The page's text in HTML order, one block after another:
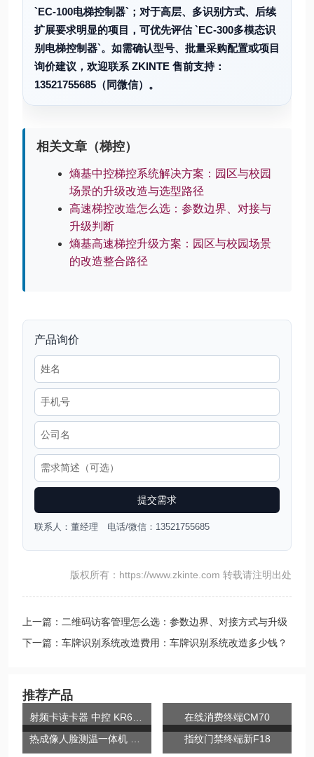
`EC-100电梯控制器`；对于高层、多识别方式、后续
扩展要求明显的项目，可优先评估 `EC-300多模态识
别电梯控制器`。如需确认型号、批量采购配置或项目
询价建议，欢迎联系 ZKINTE 售前支持：
13521755685（同微信）。
相关文章（梯控）
熵基中控梯控系统解决方案：园区与校园
场景的升级改造与选型路径
高速梯控改造怎么选：参数边界、对接与
升级判断
熵基高速梯控升级方案：园区与校园场景
的改造整合路径
产品询价
提交需求
联系人：董经理 电话/微信：13521755685
版权所有：https://www.zkinte.com 转载请注明出处
上一篇：二维码访客管理怎么选：参数边界、对接方式与升级
判断
下一篇：车牌识别系统改造费用：车牌识别系统改造多少钱？
推荐产品
在线消费终端CM70
指纹门禁终端新F18